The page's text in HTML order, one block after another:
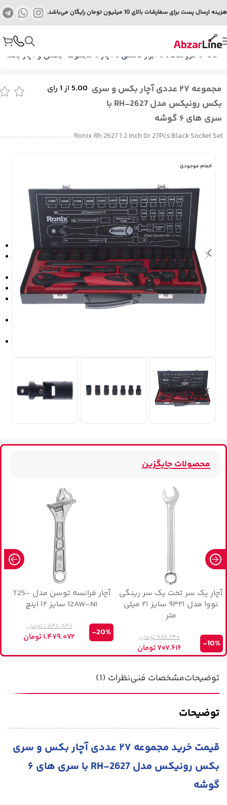
هزینه ارسال پست برای سفارشات بالای 10 میلیون تومان رایگان می‌باشد.
خانه » فروشگاه » ابزار دستی » آچار» مجموعه بکس و آچار بکس
مجموعه ۲۷ عددی آچار بکس و سری
بکس رونیکس مدل RH-2627 با
سری های ۶ گوشه
5.00 از1 رای
Ronix Rh 2627 1 2 Inch Dr 27Pcs Black Socket Set
اتمام موجودی
محصولات جایگزین
آچار یک سر تخت یک سر رینگی
نووا مدل ۹۳۲۱ سایز ۲۱ میلی
متر
۷۸۶.۲۴۰تومان
۷۰۷.۶۱۶تومان -10%
آچار فرانسه توسن مدل T25-
12AW-NI سایز ۱۲ اینچ
۱.۸۴۸.۸۴۰تومان
۱.۴۷۹.۰۷۲تومان -20%
توضیحاتمشخصات فنینظرات (1)
توضیحات
قیمت خرید مجموعه ۲۷ عددی آچار بکس و سری
بکس رونیکس مدل RH-2627 با سری های ۶
گوشه